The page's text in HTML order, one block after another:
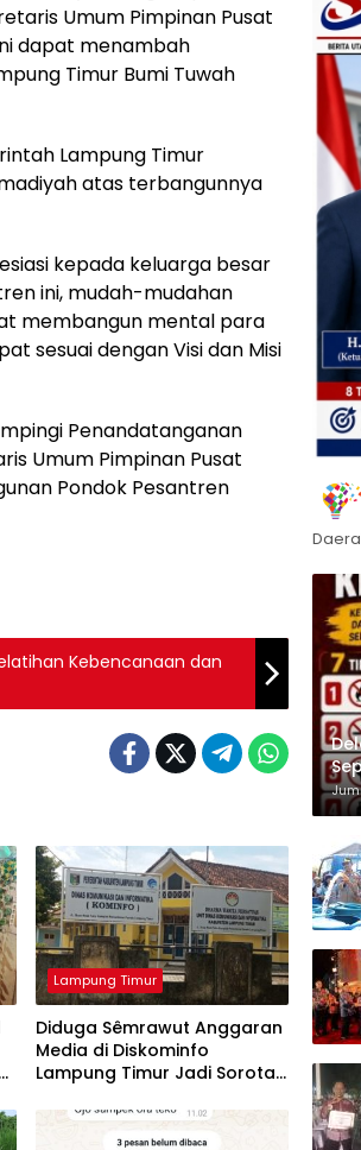
Umum Pimpinan Pusat
dapat menambah
Timur Bumi Tuwah
Lampung Timur
atas terbangunnya
kepada keluarga besar
ini, mudah-mudahan
membangun mental para
sesuai dengan Visi dan Misi
Penandatanganan
Umum Pimpinan Pusat
Pondok Pesantren
Kebencanaan dan
Lampung Timur
Diduga Sêmrawut Anggaran
Media di Diskominfo
Lampung Timur Jadi Sorotan